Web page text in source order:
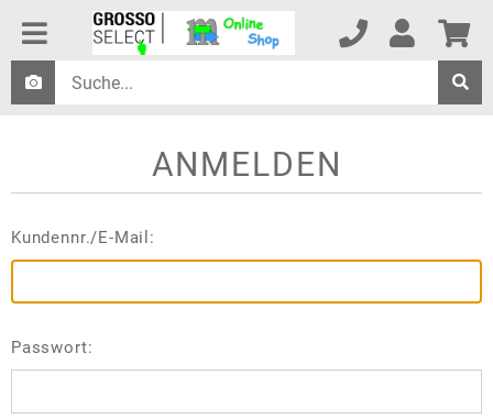
ANMELDEN
Kundennr./E-Mail:
Passwort: